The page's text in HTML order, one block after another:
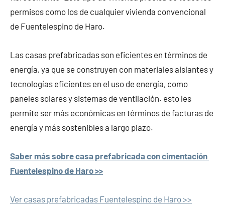
permisos como los de cualquier vivienda convencional
de Fuentelespino de Haro.
Las casas prefabricadas son eficientes en términos de
energía, ya que se construyen con materiales aislantes y
tecnologías eficientes en el uso de energía, como
paneles solares y sistemas de ventilación. esto les
permite ser más económicas en términos de facturas de
energía y más sostenibles a largo plazo.
Saber más sobre casa prefabricada con cimentación
Fuentelespino de Haro >>
Ver casas prefabricadas Fuentelespino de Haro >>